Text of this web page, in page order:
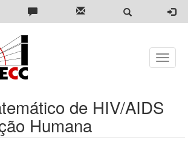
Toggle
de HIV/AIDS
Humana